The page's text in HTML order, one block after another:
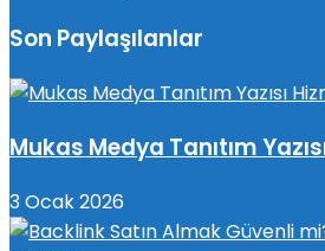
Son Paylaşılanlar
Mukas Medya Tanıtım
3 Ocak 2026